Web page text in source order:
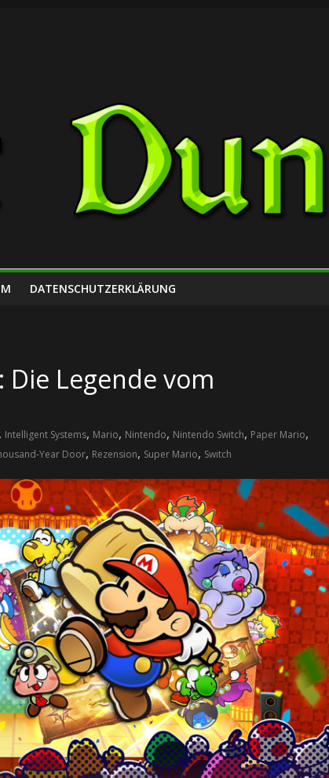
DATENSCHUTZERKLÄRUNG
Die Legende vom
, Intelligent Systems, Mario, Nintendo, Nintendo Switch, Paper Mario,
Year Door, Rezension, Super Mario, Switch